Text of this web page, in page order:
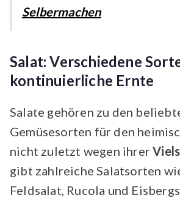
Selbermachen
Salat: Verschiedene
kontinuierliche Ernte
Salate gehören zu den
Gemüsesorten für den
nicht zuletzt wegen ihrer
gibt zahlreiche Salatsorten
Feldsalat, Rucola und